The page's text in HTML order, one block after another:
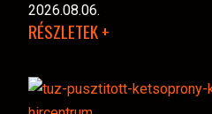
2026.08.06.
RÉSZLETEK +